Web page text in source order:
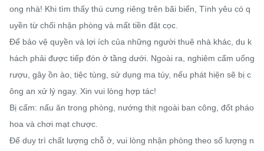
ong nhà! Khi tìm thấy thú cưng riêng trên bãi biển, Tình yêu có q
uyền từ chối nhận phòng và mất tiền đặt cọc.
Để bảo vệ quyền và lợi ích của những người thuê nhà khác, du k
hách phải được tiếp đón ở tầng dưới. Ngoài ra, nghiêm cấm uống
rượu, gây ồn ào, tiệc tùng, sử dụng ma túy, nếu phát hiện sẽ bị c
ông an xử lý ngay. Xin vui lòng hợp tác!
Bị cấm: nấu ăn trong phòng, nướng thịt ngoài ban công, đốt pháo
hoa và chơi mạt chược.
Để duy trì chất lượng chỗ ở, vui lòng nhận phòng theo số lượng n